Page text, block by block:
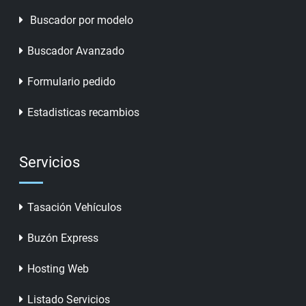
Buscador por modelo
Buscador Avanzado
Formulario pedido
Estadisticas recambios
Servicios
Tasación Vehículos
Buzón Express
Hosting Web
Listado Servicios